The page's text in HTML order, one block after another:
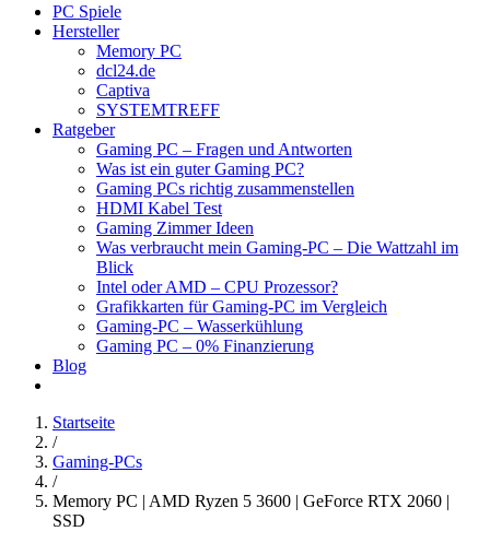
PC Spiele
Hersteller
Memory PC
dcl24.de
Captiva
SYSTEMTREFF
Ratgeber
Gaming PC – Fragen und Antworten
Was ist ein guter Gaming PC?
Gaming PCs richtig zusammenstellen
HDMI Kabel Test
Gaming Zimmer Ideen
Was verbraucht mein Gaming-PC – Die Wattzahl im
Blick
Intel oder AMD – CPU Prozessor?
Grafikkarten für Gaming-PC im Vergleich
Gaming-PC – Wasserkühlung
Gaming PC – 0% Finanzierung
Blog
Startseite
/
Gaming-PCs
/
Memory PC | AMD Ryzen 5 3600 | GeForce RTX 2060 |
SSD